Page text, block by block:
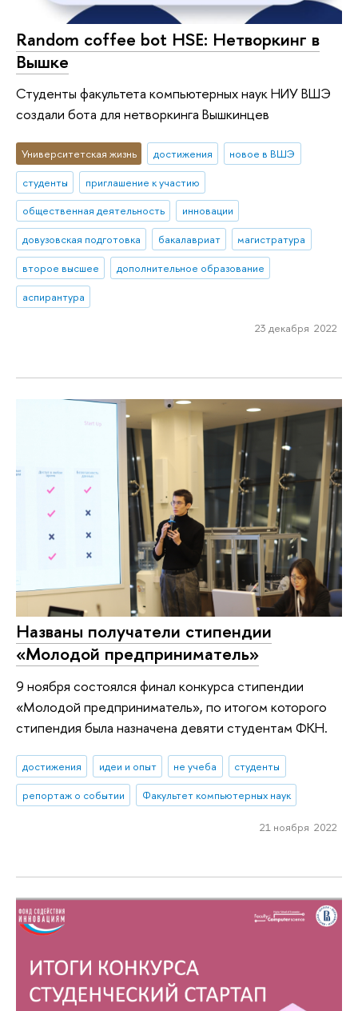
Random coffee bot HSE: Нетворкинг в
Вышке
Студенты факультета компьютерных наук НИУ ВШЭ
создали бота для нетворкинга Вышкинцев
Университетская жизнь достижения
новое в ВШЭ
студенты
приглашение к участию
общественная деятельность
инновации
довузовская подготовка
бакалавриат
магистратура
второе высшее
дополнительное образование
аспирантура
23 декабря 2022
Названы получатели стипендии
«Молодой предприниматель»
9 ноября состоялся финал конкурса стипендии
«Молодой предприниматель», по итогом которого
стипендия была назначена девяти студентам ФКН.
достижения идеи и опыт не учеба
студенты
репортаж о событии
Факультет компьютерных наук
21 ноября 2022